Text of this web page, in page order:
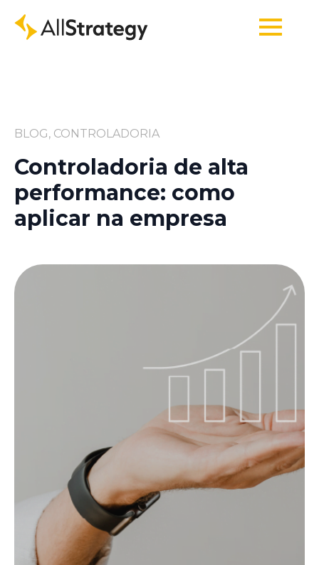
BLOG, CONTROLADORIA
Controladoria de alta
performance: como
aplicar na empresa